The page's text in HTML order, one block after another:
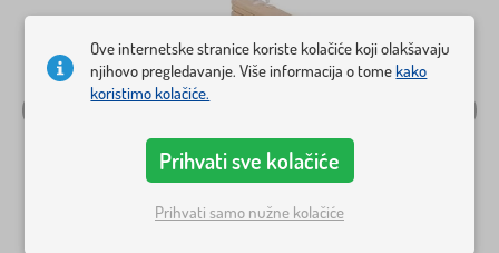
Ove internetske stranice koriste kolačiće koji olakšavaju
njihovo pregledavanje. Više informacija o tomekako
koristimo kolačiće.
Prihvati sve kolačiće
Prihvati samo nužne kolačiće